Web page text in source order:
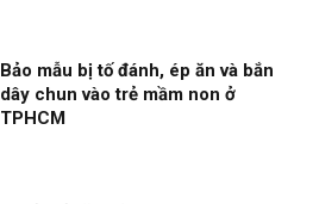
Bảo mẫu bị tố đánh, ép ăn và bắn
dây chun vào trẻ mầm non ở
TPHCM